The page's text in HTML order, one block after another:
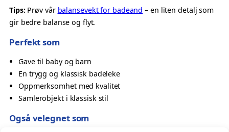
m
m
i
K
v
a
k
y
Tips:Prøv vår balansevekt for badeand – en liten detalj som
gir bedre balanse og flyt.
Perfekt som
Gave til baby og barn
En trygg og klassisk badeleke
Oppmerksomhet med kvalitet
Samlerobjekt i klassisk stil
Også velegnet som